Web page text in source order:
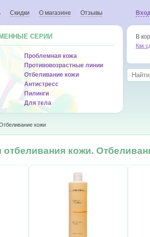
Скидки О магазине Отзывы
СЕРИИ
Проблемная кожа
Противовозрастные линии
Отбеливание кожи
Антистресс
Пилинги
Для тела
В
Как
кожи
кожи.